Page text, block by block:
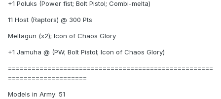
+1 Poluks (Power fist; Bolt Pistol; Combi-melta)
11 Host (Raptors) @ 300 Pts
Meltagun (x2); Icon of Chaos Glory
+1 Jamuha @ (PW; Bolt Pistol; Icon of Chaos Glory)
====================================================
====================
Models in Army: 51